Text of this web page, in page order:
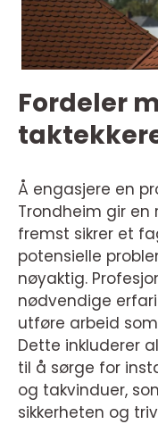
Fordeler
Å engasjere en
Trondheim gir en
fremst sikrer et
potensielle
nøyaktig.
nødvendige
utføre arbeid
Dette inkluderer
til å sørge for
og takvinduer,
sikkerheten og